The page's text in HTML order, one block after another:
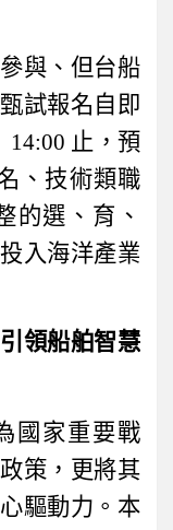
與、但台船
試報名自即
14:00 止，預
、技術類職
的選、育、
入海洋產業
領船舶智慧
國家重要戰
策，更將其
驅動力。本